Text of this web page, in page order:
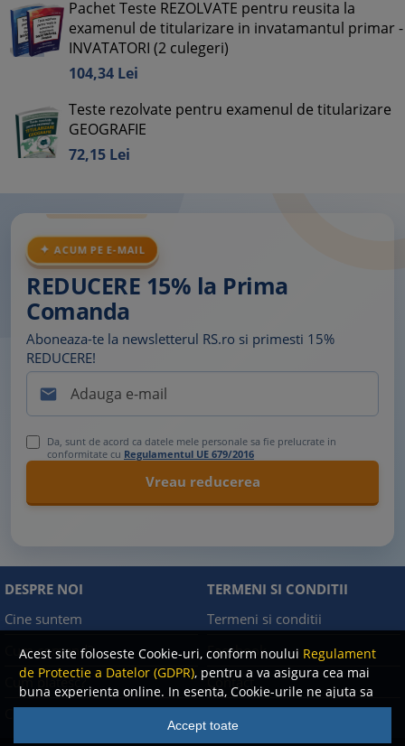
Acest site foloseste Cookie-uri, conform noului Regulament
de Protectie a Datelor (GDPR), pentru a va asigura cea mai
buna experienta online. In esenta, Cookie-urile ne ajuta sa
imbunatatim continutul de pe site, oferindu-va dvs.,
cititorul, o experienta online personalizata si mult mai
Accept toate
Pachet Teste REZOLVATE pentru reusita la
examenul de titularizare in invatamantul primar -
INVATATORI (2 culegeri)
104,34 Lei
Teste rezolvate pentru examenul de titularizare
GEOGRAFIE
72,15 Lei
ACUM PE E-MAIL
REDUCERE 15% la Prima
Comanda
Aboneaza-te la newsletterul RS.ro si primesti 15%
REDUCERE!

Da, sunt de acord ca datele mele personale sa fie prelucrate in
conformitate cu Regulamentul UE 679/2016
DESPRE NOI
Cine suntem
Cum comand?
Cum platesc?
TERMENI SI CONDITII
Termeni si conditii
Facebook
Contact